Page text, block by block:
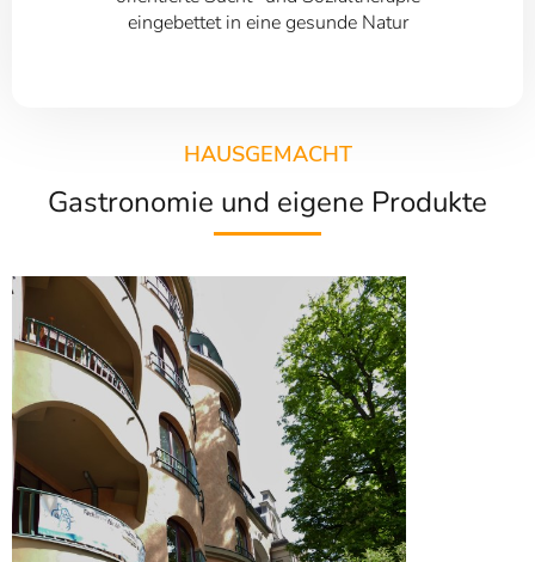
eingebettet in eine gesunde Natur
HAUSGEMACHT
Gastronomie und eigene Produkte